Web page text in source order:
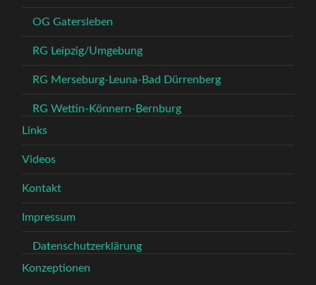
OG Gatersleben
RG Leipzig/Umgebung
RG Merseburg-Leuna-Bad Dürrenberg
RG Wettin-Könnern-Bernburg
Links
Videos
Kontakt
Impressum
Datenschutzerklärung
Konzeptionen